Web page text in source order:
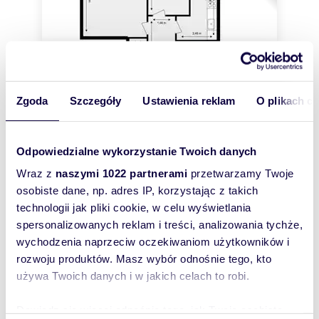
Zgoda Szczegóły Ustawienia reklam O plikach
Odpowiedzialne wykorzystanie Twoich danych
Wraz z naszymi 1022 partnerami przetwarzamy Twoje
osobiste dane, np. adres IP, korzystając z takich
technologii jak pliki cookie, w celu wyświetlania
spersonalizowanych reklam i treści, analizowania tychże,
wychodzenia naprzeciw oczekiwaniom użytkowników i
rozwoju produktów. Masz wybór odnośnie tego, kto
używa Twoich danych i w jakich celach to robi.
49,50m2 2 9 293zł/m2
Nowoczesne 2-pokojowe mieszkanie z
balkonem i komórką
460 000 zł
mieszkanie Katowice, Osiedle Tysiąclecia,
Bolesława Chrobrego
Tylko w Realton umowa na wyłączność.Mieszkanie
aktualnie jest remontowane, kupujący może
uczestniczyć w wyborze wykończenia.Na s...